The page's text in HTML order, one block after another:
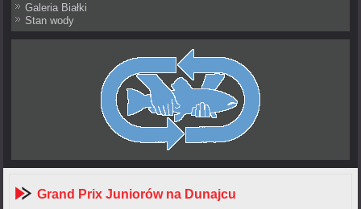
Galeria Białki
Stan wody
Grand Prix Juniorów na Dunajcu